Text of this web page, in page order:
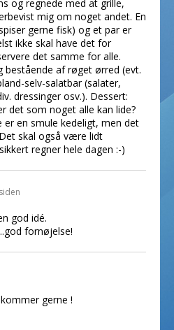
og regnede med at grille,
mig om noget andet. En
gerne fisk) og et par er
ikke skal have det for
det samme for alle.
bestående af røget ørred (evt.
selv-salatbar (salater,
dressinger osv.). Dessert:
det som noget alle kan lide?
er en smule kedeligt, men det
skal også være lidt
regner hele dagen :-)
god idé.
fornøjelse!
gerne !